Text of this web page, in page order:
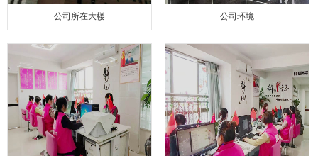
公司所在大楼 公司环境